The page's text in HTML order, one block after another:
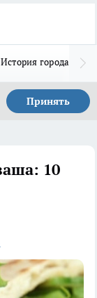
История города Н
Принять
10